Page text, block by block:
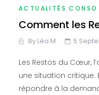
ACTUALITÉS CONSO
Comment les
By Léa M. 5
Les Restos du Cœur,
une situation critique.
répondre à la